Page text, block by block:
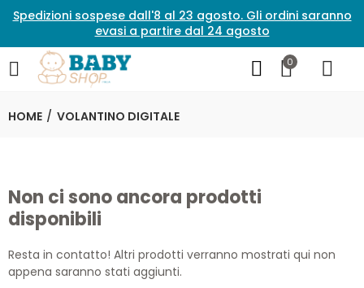
Spedizioni sospese dall'8 al 23 agosto. Gli ordini saranno
evasi a partire dal 24 agosto
0
HOME VOLANTINO DIGITALE
Non ci sono ancora prodotti
disponibili
Resta in contatto! Altri prodotti verranno mostrati qui non
appena saranno stati aggiunti.